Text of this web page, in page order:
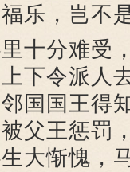
乐，岂不
分难受
下令派人
国国王得
父王惩罚
大惭愧，